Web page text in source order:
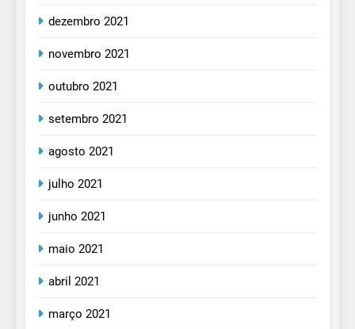
dezembro 2021
novembro 2021
outubro 2021
setembro 2021
agosto 2021
julho 2021
junho 2021
maio 2021
abril 2021
março 2021